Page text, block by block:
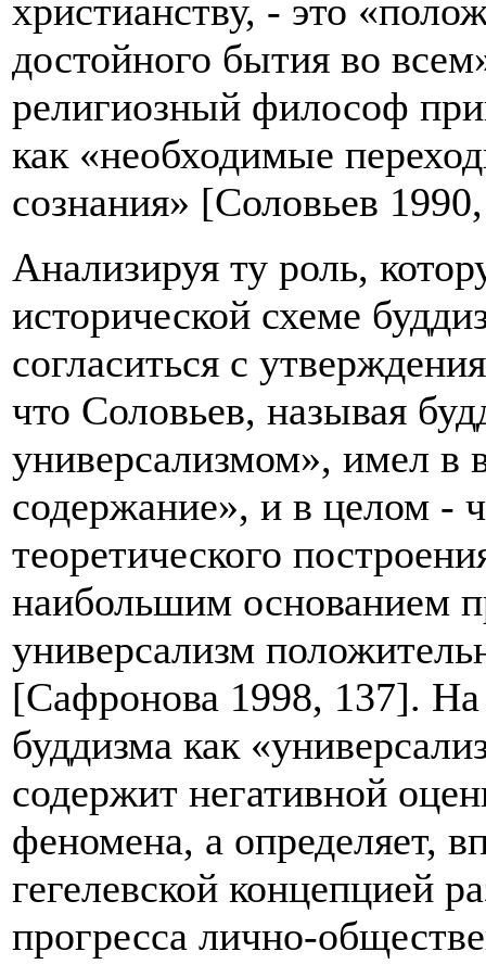
христианству, - это
достойного бытия во
религиозный философ
как «необходимые
сознания» [Соловьев
Анализируя ту роль,
исторической схеме
согласиться с
что Соловьев, называя
универсализмом», имел в
содержание», и в целом -
теоретического
наибольшим основанием
универсализм
[Сафронова 1998, 137]. На
буддизма как
содержит негативной
феномена, а определяет,
гегелевской концепцией
прогресса лично-